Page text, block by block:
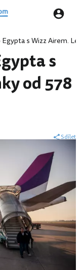
s Wizz Airem.
s
od 578
Sdílet